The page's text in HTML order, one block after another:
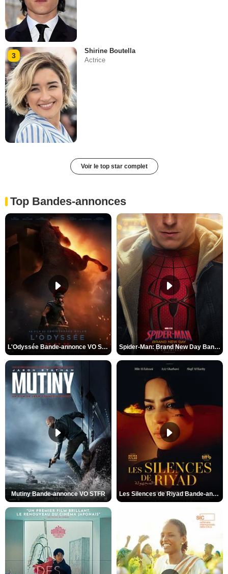
3
Shirine Boutella
Actrice
Voir le top star complet
Top Bandes-annonces
L'Odyssée Bande-annonce VO STFR Spider-Man: Brand New Day Bande-annonce VO STFR
Mutiny Bande-annonce VO STFR Les Silences de Riyad Bande-annonce VO STFR